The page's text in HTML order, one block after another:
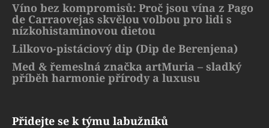
Víno bez kompromisů: Proč jsou vína z Pago
de Carraovejas skvělou volbou pro lidi s
nízkohistaminovou dietou
Lilkovo-pistáciový dip (Dip de Berenjena)
Med & řemeslná značka artMuria – sladký
příběh harmonie přírody a luxusu
Přidejte se k týmu labužníků